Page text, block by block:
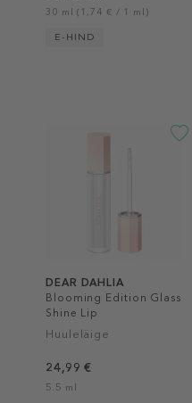
30 ml (1,74 € / 1 ml)
E-HIND
DEAR DAHLIA
Blooming Edition Glass
Shine Lip
Huuleläige
24,99 €
5.5 ml